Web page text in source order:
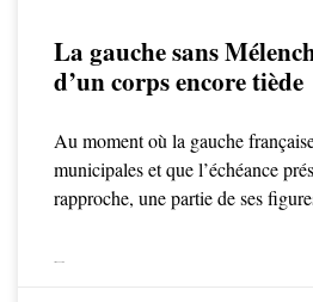
La gauche sans
d’un corps encore tiède
Au moment où la gauche
municipales et que l’échéance
rapproche, une partie de ses